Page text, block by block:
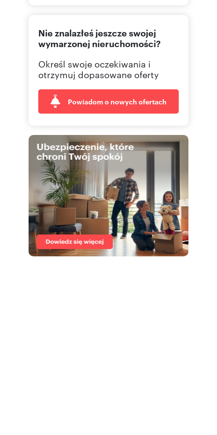
Nie znalazłeś jeszcze swojej
wymarzonej nieruchomości?
Określ swoje oczekiwania i
otrzymuj dopasowane oferty
Powiadom o nowych ofertach